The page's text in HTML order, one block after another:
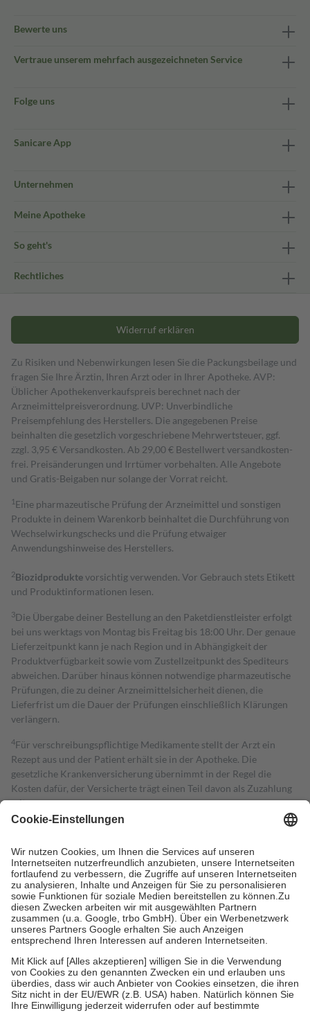
Bewerte uns
Vertraue unserem mehrfach ausgezeichneten Service
Folge uns
Sanicare App
Unternehmen
Meine Apotheke
So geht's
Rechtliches
Widerruf erklären
Zu Risiken und Nebenwirkungen lesen Sie die Packungsbeilage und
fragen Sie Ihre Ärztin, Ihren Arzt oder in Ihrer Apotheke. AVP:
Üblicher Apothekenverkaufspreis berechnet nach der
Arzneimittelpreisverordnung. UVP: Unverbindliche
Preisempfehlung des Herstellers. Die angegebenen Preise
beinhalten die gesetzlich vorgeschriebene Mehrwertsteuer, ggf.
zzgl. 3,95 € Versandkosten. Ab 29,00 € Bestell­wert versand­kosten­
frei. Preisänderungen und Irrtümer vorbehalten. Alle Angebote
und Gratis-Beigaben nur solange der Vorrat reicht.
1 Eine pharmazeutische Prüfung der Arzneimittel und sonstigen
Produkte in deinem Warenkorb beinhaltet die Durchführung von
Wechselwirkungschecks und die Prüfung etwaiger
Anwendungshinweise des Herstellers.
2Biozidproduktevorsichtig verwenden. Vor Gebrauch stets Etikett
und Produktinformationen lesen.
3Die Übergabe deiner Bestellung an den Paketdienstleister erfolgt
bei uns werktags von Montag bis Freitag bis 18:00 Uhr. Der genaue
Lieferzeitpunkt kann je nach Region und in Abhängigkeit der
Produktverfügbarkeit sowie vom Zustellzeitpunkt des Spediteurs
abweichen. Darüber hinaus können notwendige pharmazeutische
Prüfungen, die zu deiner Arzneimittelsicherheit dienen, die
Lieferfrist um die Dauer der Prüfungen einschließlich Klärungen
verlängern.
4Für verschreibungspflichtige Medikamente stellt der Arzt ein
Rezept aus und der Patient erhält sie in der Apotheke. Die
gesetzliche Krankenversicherung übernimmt in der Regel die
Kosten dafür, der Versicherte trägt einen Teil davon als Zuzahlung
mit.
Grundsätzlich leisten Mitglieder Zuzahlungen in Höhe von zehn
höchstens zehn Euro.
Es sind jedoch nie mehr als die tatsächlichen
Kosten der Leistung zu entrichten.
Diese Regeln gelten grundsätzlich auch für Online-Apotheken.
Bei Heilmitteln und häuslicher Krankenpflege beträgt die
Zuzahlung zehn Prozent der Kosten sowie zehn Euro je
Verordnung.
Um das Engagement der Versicherten für ihre eigene Gesundheit zu
stärken und die besondere Stellung der Familie zu unterstützen,
fallenkeine Zuzahlungenan bei:
• Kindern und Jugendlichen bis zum vollendeten 18. Lebensjahr
mit Ausnahme der Fahrkosten
• Untersuchungen zur Vorsorge und Früherkennung, die von der